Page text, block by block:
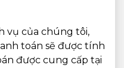
vụ của chúng tôi,
toán sẽ được tính
được cung cấp tại